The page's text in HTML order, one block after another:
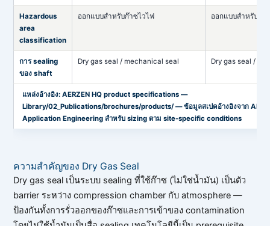
Hazardous
area
classification
ออกแบบสำหรับก๊าซไวไฟ ออกแบบสำหรับก๊า
การ sealing
ของ shaft
Dry gas seal / mechanical seal Dry gas seal /
แหล่งอ้างอิง: AERZEN HQ product specifications —
Library/02_Publications/brochures/products/ — ข้อมูลสเปคอ้างอิงจาก
Application Engineering สำหรับ sizing ตาม site-specific conditions
ความสำคัญของ Dry Gas Seal
Dry gas seal เป็นระบบ sealing ที่ใช้ก๊าซ (ไม่ใช่น้ำมัน) เป็นตัว
barrier ระหว่าง compression chamber กับ atmosphere —
ป้องกันทั้งการรั่วออกของก๊าซและการเข้าของ contamination